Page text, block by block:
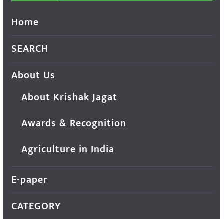
Home
SEARCH
About Us
About Krishak Jagat
Awards & Recognition
Agriculture in India
E-paper
CATEGORY